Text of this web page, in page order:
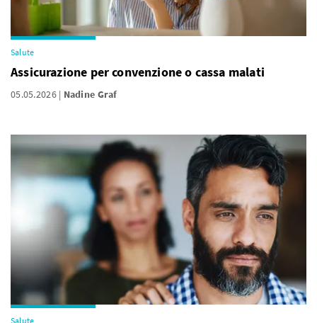
Salute
Assicurazione per convenzione o cassa malati
05.05.2026 Nadine Graf
Salute